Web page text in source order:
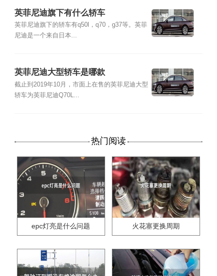
英菲尼迪旗下有什么轿车
英菲尼迪旗下的轿车有q50l，q70，g37等。英菲
尼迪是一个来自日本...
英菲尼迪大型轿车是哪款
截止到2019年10月，市面上在售的英菲尼迪大型
轿车为英菲尼迪Q70L...
热门阅读
epc灯亮是什么问题 火花塞更换周期